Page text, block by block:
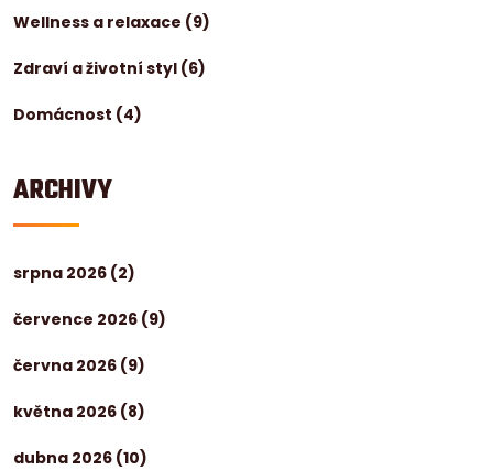
Wellness a relaxace (9)
Zdraví a životní styl (6)
Domácnost (4)
ARCHIVY
srpna 2026 (2)
července 2026 (9)
června 2026 (9)
května 2026 (8)
dubna 2026 (10)